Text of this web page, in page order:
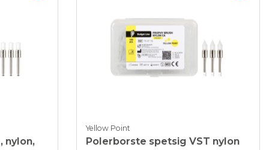
nylon,
Yellow Point
Polerborste spetsig VST nylon